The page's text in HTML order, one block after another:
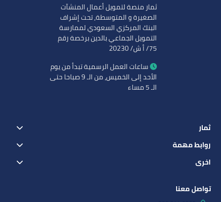
ثمار منصة لتمويل أعمال المنشآت
الصغيرة و المتوسطة, تحت إشراف
البنك المركزي السعودي لممارسة
التمويل الجماعي بالدين برخصة رقم
75/ أ ش/ 20230
ساعات العمل الرسمية تبدأ من يوم
الأحد إلى الخميس، من الـ 9 صباحا حتى
الـ 5 مساء
ثمار
روابط مهمة
اخرى
تواصل معنا